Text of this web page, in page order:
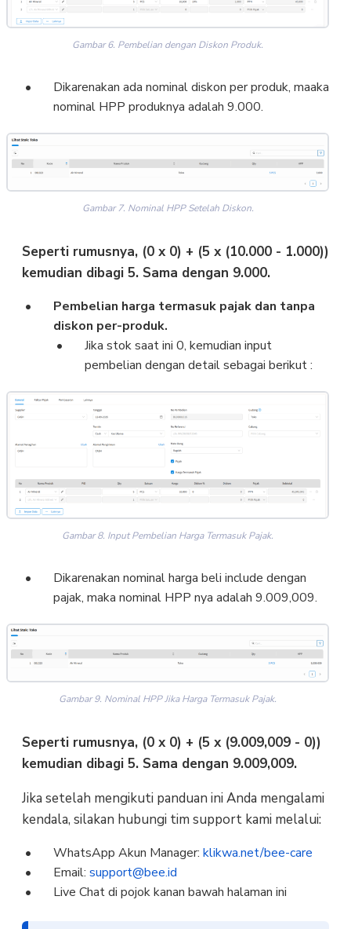
Gambar 6. Pembelian dengan Diskon Produk.
Dikarenakan ada nominal diskon per produk, maaka
nominal HPP produknya adalah 9.000.
Gambar 7. Nominal HPP Setelah Diskon.
Seperti rumusnya, (0 x 0) + (5 x (10.000 - 1.000))
kemudian dibagi 5. Sama dengan 9.000.
Pembelian harga termasuk pajak dan tanpa
diskon per-produk.
Jika stok saat ini 0, kemudian input
pembelian dengan detail sebagai berikut :
Gambar 8. Input Pembelian Harga Termasuk Pajak.
Dikarenakan nominal harga beli include dengan
pajak, maka nominal HPP nya adalah 9.009,009.
Gambar 9. Nominal HPP Jika Harga Termasuk Pajak.
Seperti rumusnya, (0 x 0) + (5 x (9.009,009 - 0))
kemudian dibagi 5. Sama dengan 9.009,009.
Jika setelah mengikuti panduan ini Anda mengalami
kendala, silakan hubungi tim support kami melalui:
WhatsApp Akun Manager: klikwa.net/bee-care
Email: support@bee.id
Live Chat di pojok kanan bawah halaman ini